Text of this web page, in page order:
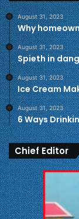
August 31, 2023
Why
August 31, 2023
Spieth in
August 31, 2023
Ice Cream
August 31, 2023
6 Ways
Chief Editor